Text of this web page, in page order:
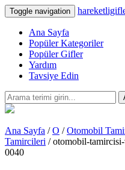
Toggle navigation
Ana Sayfa
Popüler Kategoriler
Popüler Gifler
Yardım
Tavsiye Edin
Ana Sayfa /O /Otomobil
Tamircileri / otomobil-
0040